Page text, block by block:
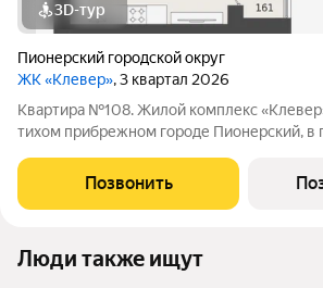
3D-тур
Пионерский городской округ
ЖК «Клевер», 3 квартал 2026
Квартира №108. Жилой комплекс
тихом прибрежном городе Пионерский, в
Балтийского моря. Комплекс состоит из 5
Застройщиком спроектированы одно-,
Позвонить
Люди также ищут